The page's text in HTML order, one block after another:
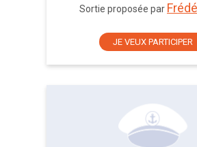
Sortie proposée par
JE VEUX PARTICIPER